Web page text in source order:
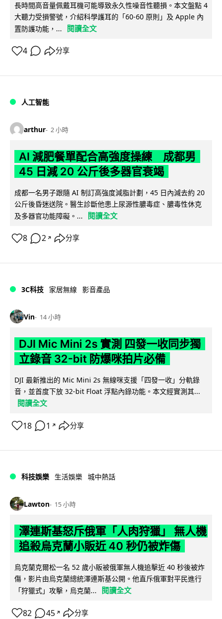
長時間高音量佩戴耳機可能導致永久性噪音性聽損。本文盤點 4
大聽力受損警號，介紹科學護耳的「60-60 原則」及 Apple 內
置防護功能，...
閱讀全文
4 分享
人工智能
arthur 2 小時
AI 減肥餐單配合高強度操練 成都男
45 日減 20 公斤後多器官衰竭
成都一名男子跟隨 AI 制訂高強度減脂計劃，45 日內減去約 20
公斤後昏迷送院。醫生診斷他患上尿源性膿毒症、膿毒性休克
及多器官功能障礙。...
閱讀全文
8 2 ↗ 分享
3C科技 家居無線 影音產品
Vin 14 小時
DJI Mic Mini 2s 實測 四發一收同步獨
立錄音 32-bit 防爆咪拍片必備
DJI 最新推出的 Mic Mini 2s 無線咪支援「四發一收」分軌錄
音，並首度下放 32-bit Float 浮點內錄功能。本文經實測其...
閱讀全文
18 1 ↗ 分享
科技娛樂 生活娛樂 城中熱話
Lawton 15 小時
澤連斯基怒斥俄軍「人肉狩獵」 無人機
追殺烏克蘭小販近 40 秒仍被炸傷
烏克蘭克爾松一名 52 歲小販被俄軍無人機追擊近 40 秒後被炸
傷，影片由烏克蘭總統澤連斯基公開。他直斥俄軍對平民進行
「狩獵式」攻擊，烏克蘭...
閱讀全文
82 45 ↗ 分享